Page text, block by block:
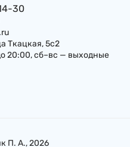
30
Ткацкая, 5с2
20:00, сб–вс — выходные
П. А., 2026